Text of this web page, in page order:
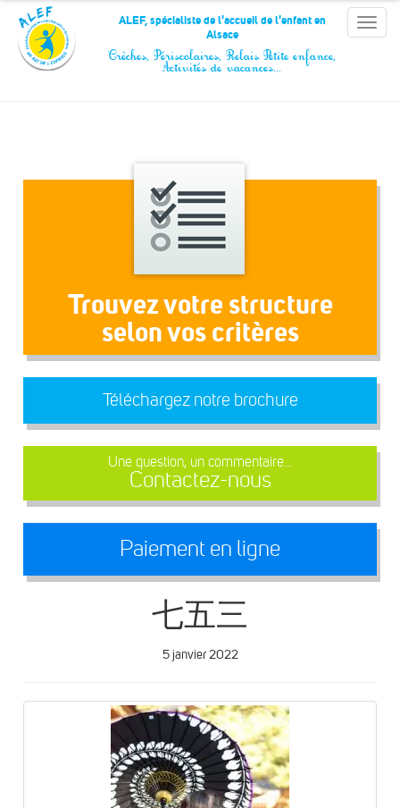
Panneau de gestion des cookies
Toggle
ALEF, spécialiste de l'accueil de l'enfant en
Alsace
Crèches, Périscolaires, Relais Petite enfance,
Activités de vacances…
Trouvez votre structure
selon vos critères
Téléchargez notre brochure
Une question, un commentaire...
Contactez-nous
Paiement en ligne
七五三
5 janvier 2022